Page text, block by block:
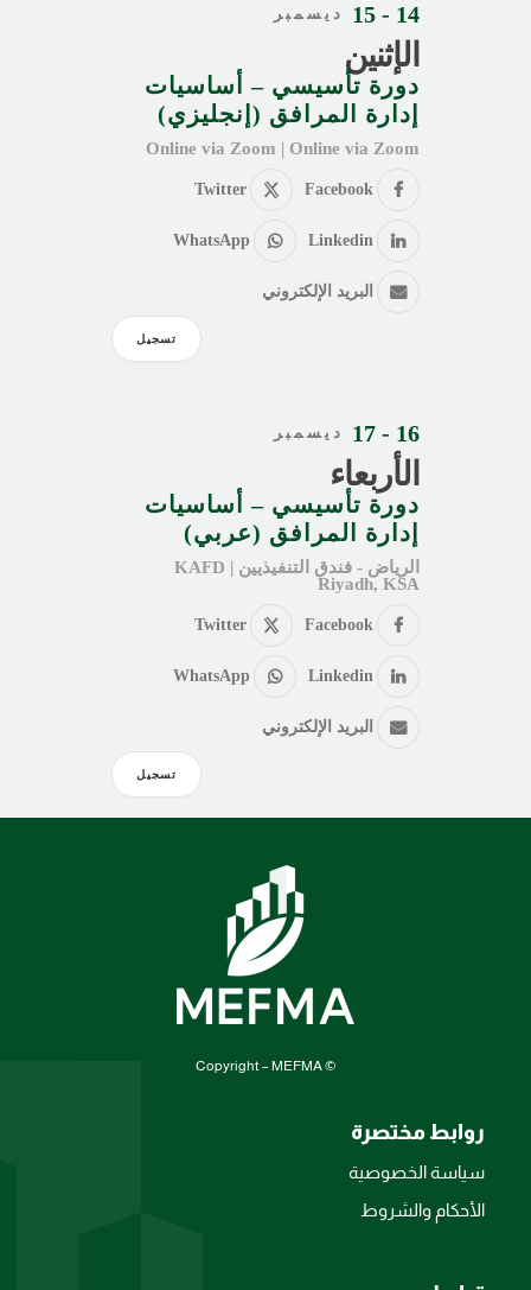
14 - 15 ديسمبر
الإثنين
دورة تأسيسي – أساسيات
إدارة المرافق (إنجليزي)
Online via Zoom | Online via Zoom
Facebook
Twitter
Linkedin
WhatsApp
البريد الإلكتروني
تسجيل
16 - 17 ديسمبر
الأربعاء
دورة تأسيسي – أساسيات
إدارة المرافق (عربي)
الرياض - فندق التنفيذيين KAFD |
Riyadh, KSA
Facebook
Twitter
Linkedin
WhatsApp
البريد الإلكتروني
تسجيل
© Copyright – MEFMA
روابط مختصرة
سياسة الخصوصية
الأحكام والشروط